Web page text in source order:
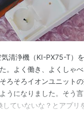
気清浄機（KI-PX75-T）
。よく働き、よくしゃ
ろそろイオンユニット
うになりました。そう
していないな？とアプリ